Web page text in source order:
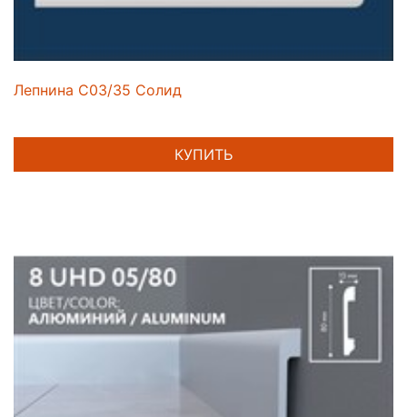
Лепнина C03/35 Солид
КУПИТЬ